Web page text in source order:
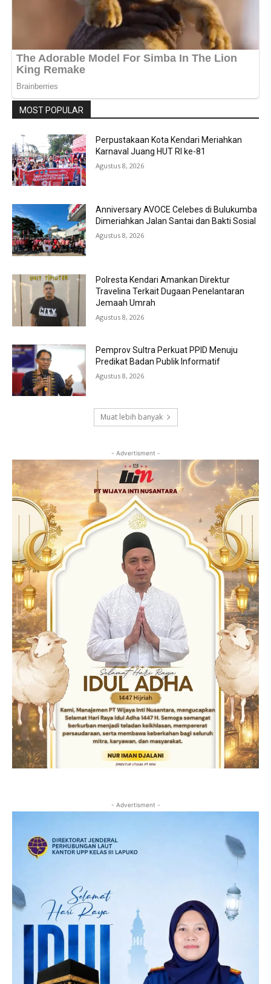
MOST POPULAR
Perpustakaan Kota Kendari Meriahkan
Karnaval Juang HUT RI ke-81
Agustus 8, 2026
Anniversary AVOCE Celebes di Bulukumba
Dimeriahkan Jalan Santai dan Bakti Sosial
Agustus 8, 2026
Polresta Kendari Amankan Direktur
Travelina Terkait Dugaan Penelantaran
Jemaah Umrah
Agustus 8, 2026
Pemprov Sultra Perkuat PPID Menuju
Predikat Badan Publik Informatif
Agustus 8, 2026
Muat lebih banyak
- Advertisment -
- Advertisment -